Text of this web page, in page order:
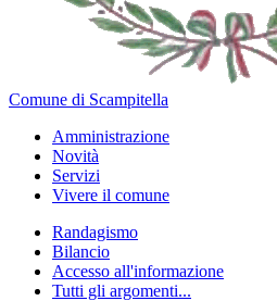
Comune di Scampitella
Amministrazione
Novità
Servizi
Vivere il comune
Randagismo
Bilancio
Accesso all'informazione
Tutti gli argomenti...